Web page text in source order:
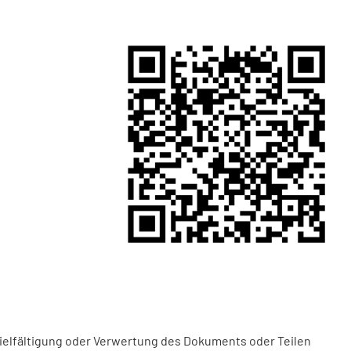
oder Verwertung des Dokuments oder Teilen